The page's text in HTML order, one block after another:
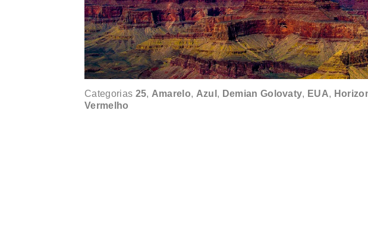
Categorias 25, Amarelo, Azul , Demian Golovaty, EUA,
Vermelho